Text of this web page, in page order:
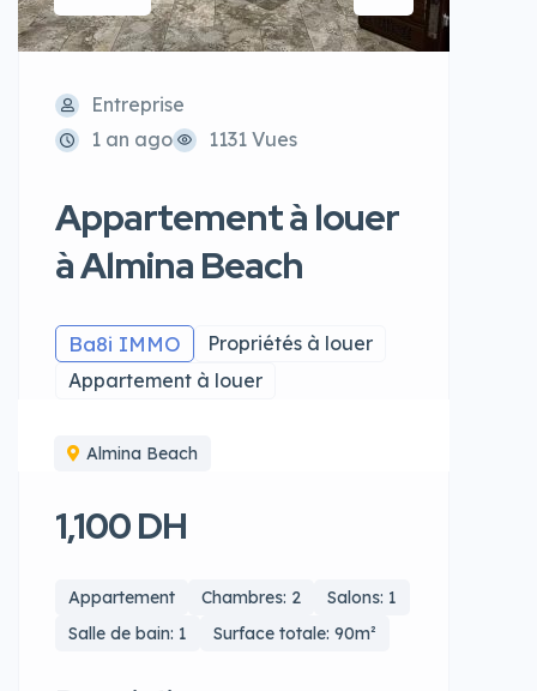
Entreprise
1 an ago
1131 Vues
Appartement à louer
à Almina Beach
Ba8i IMMO
Propriétés à louer
Appartement à louer
Almina Beach
1,100 DH
Appartement Chambres: 2
Salons: 1
Salle de bain: 1
Surface totale: 90m²